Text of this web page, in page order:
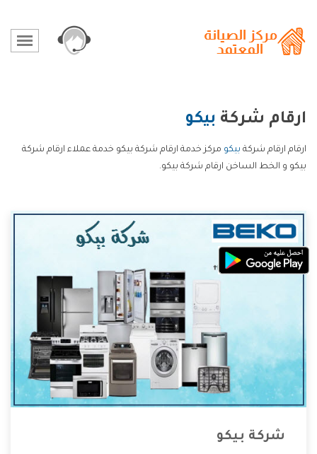
ارقام شركة بيكو
ارقام ارقام شركة بيكو مركز خدمة ارقام شركة بيكو خدمة عملاء ارقام شركة
بيكو و الخط الساخن ارقام شركة بيكو.
شركة بيكو